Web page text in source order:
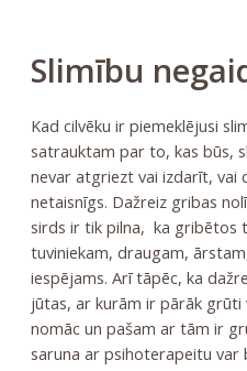
Slimību
Kad cilvēku ir piemeklējusi
satrauktam par to, kas būs,
nevar atgriezt vai izdarīt, vai
netaisnīgs. Dažreiz gribas
sirds ir tik pilna, ka gribētos
tuviniekam, draugam,
iespējams. Arī tāpēc, ka
jūtas, ar kurām ir pārāk
nomāc un pašam ar tām ir
saruna ar psihoterapeitu